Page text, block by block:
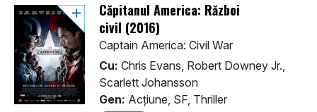
Căpitanul America: Război
civil (2016)
Captain America: Civil War
Cu: Chris Evans, Robert Downey Jr.,
Scarlett Johansson
Gen: Acţiune, SF, Thriller